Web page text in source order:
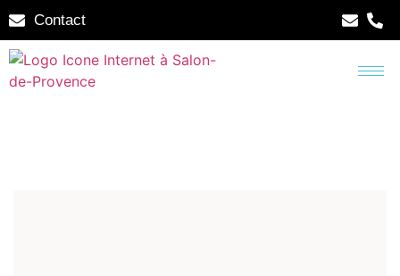
Contact